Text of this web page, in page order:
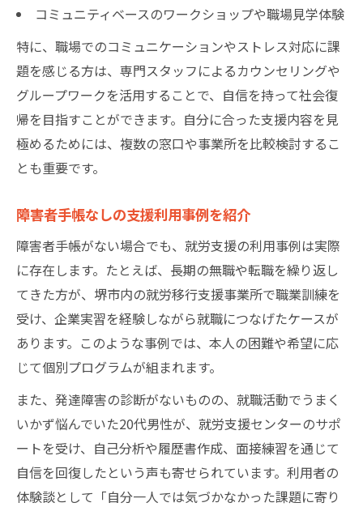
コミュニティベースのワークショップや職場見学体験
特に、職場でのコミュニケーションやストレス対応に課
題を感じる方は、専門スタッフによるカウンセリングや
グループワークを活用することで、自信を持って社会復
帰を目指すことができます。自分に合った支援内容を見
極めるためには、複数の窓口や事業所を比較検討するこ
とも重要です。
障害者手帳なしの支援利用事例を紹介
障害者手帳がない場合でも、就労支援の利用事例は実際
に存在します。たとえば、長期の無職や転職を繰り返し
てきた方が、堺市内の就労移行支援事業所で職業訓練を
受け、企業実習を経験しながら就職につなげたケースが
あります。このような事例では、本人の困難や希望に応
じて個別プログラムが組まれます。
また、発達障害の診断がないものの、就職活動でうまく
いかず悩んでいた20代男性が、就労支援センターのサポ
ートを受け、自己分析や履歴書作成、面接練習を通じて
自信を回復したという声も寄せられています。利用者の
体験談として「自分一人では気づかなかった課題に寄り